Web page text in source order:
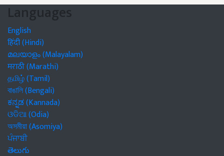
Languages
English
हिंदी (Hindi)
മലയാളം (Malayalam)
मराठी (Marathi)
தமிழ் (Tamil)
বাঙালি (Bengali)
ಕನ್ನಡ (Kannada)
ଓଡିଆ (Odia)
অসমীয়া (Asomiya)
ਪੰਜਾਬੀ
తెలుగు